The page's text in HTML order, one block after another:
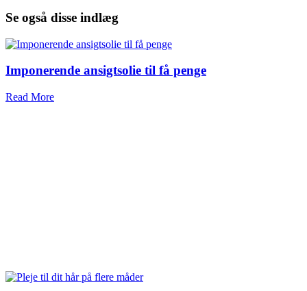
Se også disse indlæg
Imponerende ansigtsolie til få penge
Read More